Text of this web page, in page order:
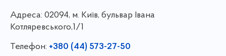
Адреса: 02094, м. Київ, бульвар Івана
Котляревського,1/1
Телефон: +380 (44) 573-27-50